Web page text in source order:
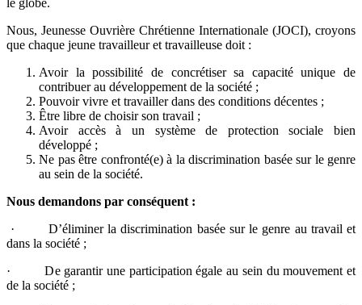
le globe.
Nous, Jeunesse Ouvrière Chrétienne Internationale (JOCI), croyons
que chaque jeune travailleur et travailleuse doit :
Avoir la possibilité de concrétiser sa capacité unique de
contribuer au développement de la société ;
Pouvoir vivre et travailler dans des conditions décentes ;
Être libre de choisir son travail ;
Avoir accès à un système de protection sociale bien
développé ;
Ne pas être confronté(e) à la discrimination basée sur le genre
au sein de la société.
Nous demandons par conséquent :
· D’éliminer la discrimination basée sur le genre au travail et
dans la société ;
· De garantir une participation égale au sein du mouvement et
de la société ;